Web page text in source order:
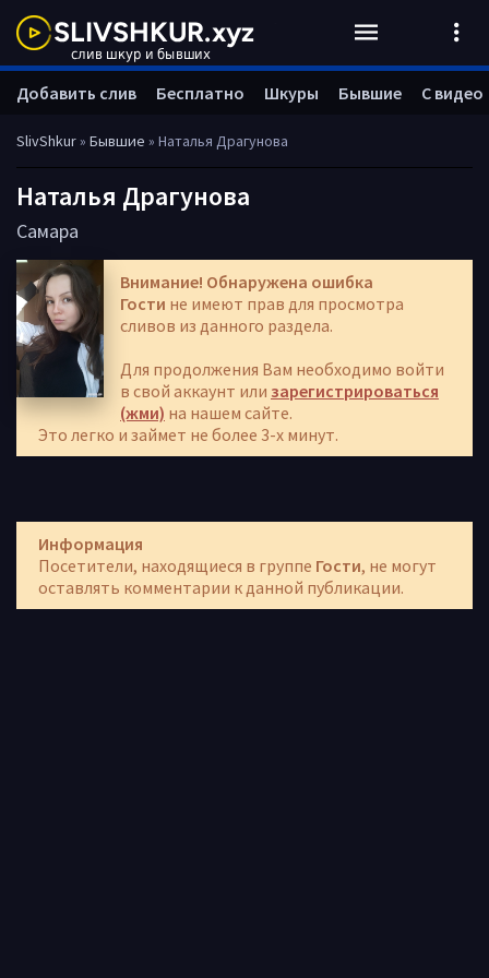
SlivShkur» Бывшие » Наталья Драгунова
Наталья Драгунова
Самара
Внимание! Обнаружена ошибка
Гости не имеют прав для просмотра
сливов из данного раздела.
Для продолжения Вам необходимо войти
в свой аккаунт или зарегистрироваться
(жми) на нашем сайте.
Это легко и займет не более 3-х минут.
Информация
Посетители, находящиеся в группе Гости, не могут
оставлять комментарии к данной публикации.
Добавить слив Бесплатно Шкуры Бывшие С видео